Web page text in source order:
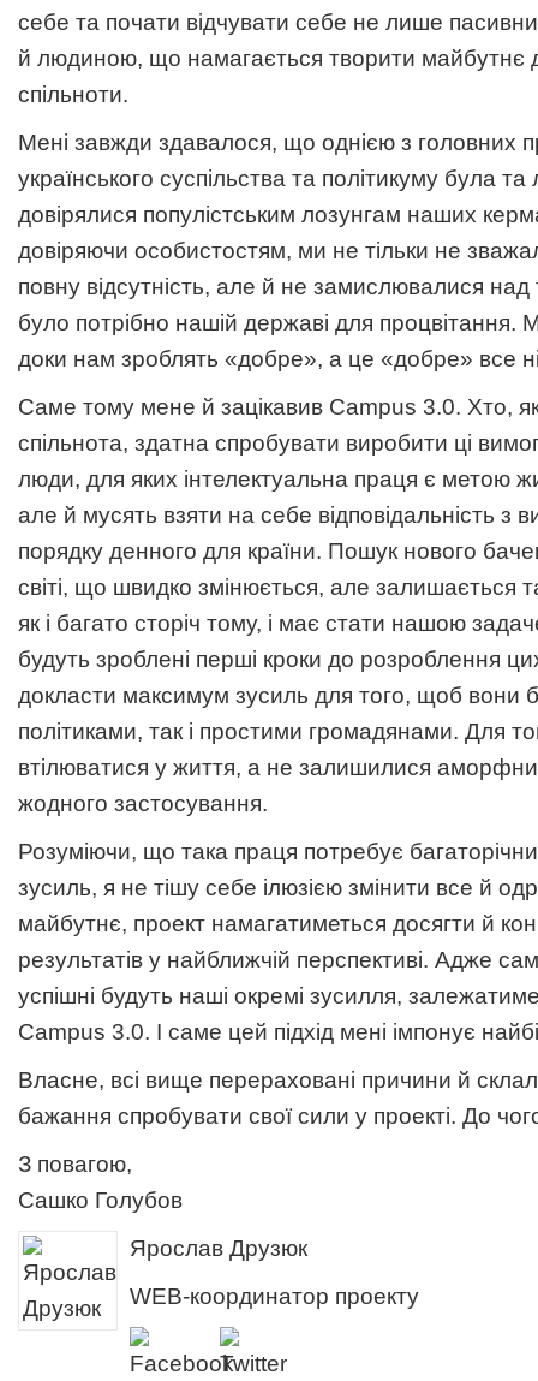
себе та почати відчувати себе не лише
й людиною, що намагається творити майбутнє
спільноти.
Мені завжди здавалося, що однією з головних
українського суспільства та політикуму була та
довірялися популістським лозунгам наших
довіряючи особистостям, ми не тільки не
повну відсутність, але й не замислювалися
було потрібно нашій державі для процвітання.
доки нам зроблять «добре», а це «добре» все
Саме тому мене й зацікавив Campus 3.0. Хто,
спільнота, здатна спробувати виробити ці
люди, для яких інтелектуальна праця є метою
але й мусять взяти на себе відповідальність з
порядку денного для країни. Пошук нового
світі, що швидко змінюється, але залишається
як і багато сторіч тому, і має стати нашою
будуть зроблені перші кроки до розроблення
докласти максимум зусиль для того, щоб вони
політиками, так і простими громадянами. Для
втілюватися у життя, а не залишилися
жодного застосування.
Розуміючи, що така праця потребує
зусиль, я не тішу себе ілюзією змінити все й
майбутнє, проект намагатиметься досягти й
результатів у найближчій перспективі. Адже
успішні будуть наші окремі зусилля, залежатиме
Campus 3.0. І саме цей підхід мені імпонує
Власне, всі вище перераховані причини й
бажання спробувати свої сили у проекті. До
З повагою,
Сашко Голубов
Ярослав Друзюк
WEB-координатор проекту